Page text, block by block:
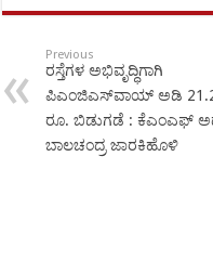
Previous
ರಸ್ತೆಗಳ ಅಭಿವೃದ್ಧಿಗಾಗಿ
ಪಿಎಂಜಿಎಸ್‌ವಾಯ್ ಅಡಿ
ರೂ. ಬಿಡುಗಡೆ : ಕೆಎಂಎಫ್
ಬಾಲಚಂದ್ರ ಜಾರಕಿಹೊಳಿ